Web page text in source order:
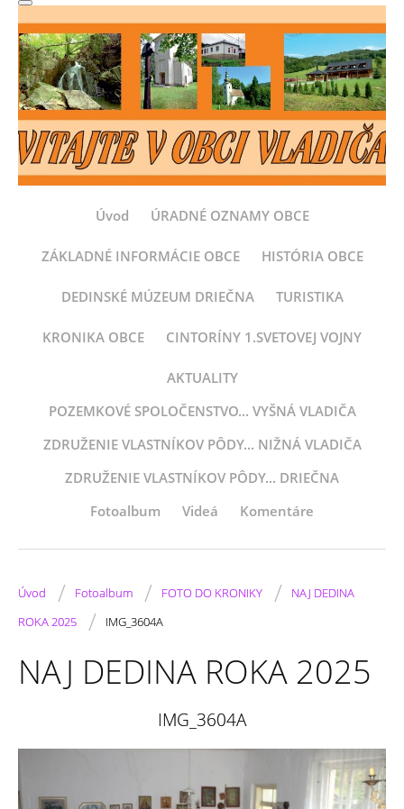
Úvod ÚRADNÉ OZNAMY OBCE
ZÁKLADNÉ INFORMÁCIE OBCE HISTÓRIA OBCE
DEDINSKÉ MÚZEUM DRIEČNA TURISTIKA
KRONIKA OBCE CINTORÍNY 1.SVETOVEJ VOJNY
AKTUALITY
POZEMKOVÉ SPOLOČENSTVO... VYŠNÁ VLADIČA
ZDRUŽENIE VLASTNÍKOV PÔDY... NIŽNÁ VLADIČA
ZDRUŽENIE VLASTNÍKOV PÔDY... DRIEČNA
Fotoalbum
Videá Komentáre
Úvod / Fotoalbum / FOTO DO KRONIKY /
NAJ DEDINA
ROKA 2025
/ IMG_3604A
NAJ DEDINA ROKA 2025
IMG_3604A